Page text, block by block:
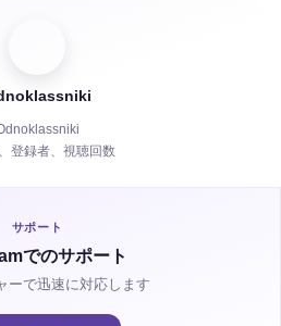
共有
視聴時間
登録者、視聴回数
サポート
でのサポート
ーで迅速に対応します